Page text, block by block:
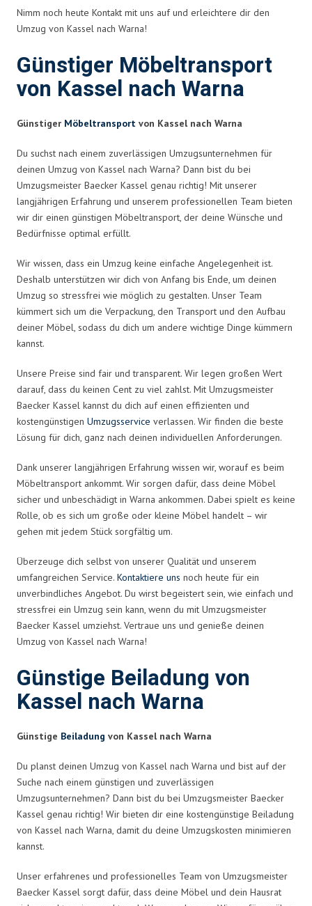
Nimm noch heute Kontakt mit uns auf und erleichtere dir den
Umzug von Kassel nach Warna!
Günstiger Möbeltransport
von Kassel nach Warna
Günstiger Möbeltransport von Kassel nach Warna
Du suchst nach einem zuverlässigen Umzugsunternehmen für
deinen Umzug von Kassel nach Warna? Dann bist du bei
Umzugsmeister Baecker Kassel genau richtig! Mit unserer
langjährigen Erfahrung und unserem professionellen Team bieten
wir dir einen günstigen Möbeltransport, der deine Wünsche und
Bedürfnisse optimal erfüllt.
Wir wissen, dass ein Umzug keine einfache Angelegenheit ist.
Deshalb unterstützen wir dich von Anfang bis Ende, um deinen
Umzug so stressfrei wie möglich zu gestalten. Unser Team
kümmert sich um die Verpackung, den Transport und den Aufbau
deiner Möbel, sodass du dich um andere wichtige Dinge kümmern
kannst.
Unsere Preise sind fair und transparent. Wir legen großen Wert
darauf, dass du keinen Cent zu viel zahlst. Mit Umzugsmeister
Baecker Kassel kannst du dich auf einen effizienten und
kostengünstigen Umzugsservice verlassen. Wir finden die beste
Lösung für dich, ganz nach deinen individuellen Anforderungen.
Dank unserer langjährigen Erfahrung wissen wir, worauf es beim
Möbeltransport ankommt. Wir sorgen dafür, dass deine Möbel
sicher und unbeschädigt in Warna ankommen. Dabei spielt es keine
Rolle, ob es sich um große oder kleine Möbel handelt – wir
gehen mit jedem Stück sorgfältig um.
Überzeuge dich selbst von unserer Qualität und unserem
umfangreichen Service. Kontaktiere uns noch heute für ein
unverbindliches Angebot. Du wirst begeistert sein, wie einfach und
stressfrei ein Umzug sein kann, wenn du mit Umzugsmeister
Baecker Kassel umziehst. Vertraue uns und genieße deinen
Umzug von Kassel nach Warna!
Günstige Beiladung von
Kassel nach Warna
Günstige Beiladung von Kassel nach Warna
Du planst deinen Umzug von Kassel nach Warna und bist auf der
Suche nach einem günstigen und zuverlässigen
Umzugsunternehmen? Dann bist du bei Umzugsmeister Baecker
Kassel genau richtig! Wir bieten dir eine kostengünstige Beiladung
von Kassel nach Warna, damit du deine Umzugskosten minimieren
kannst.
Unser erfahrenes und professionelles Team von Umzugsmeister
Baecker Kassel sorgt dafür, dass deine Möbel und dein Hausrat